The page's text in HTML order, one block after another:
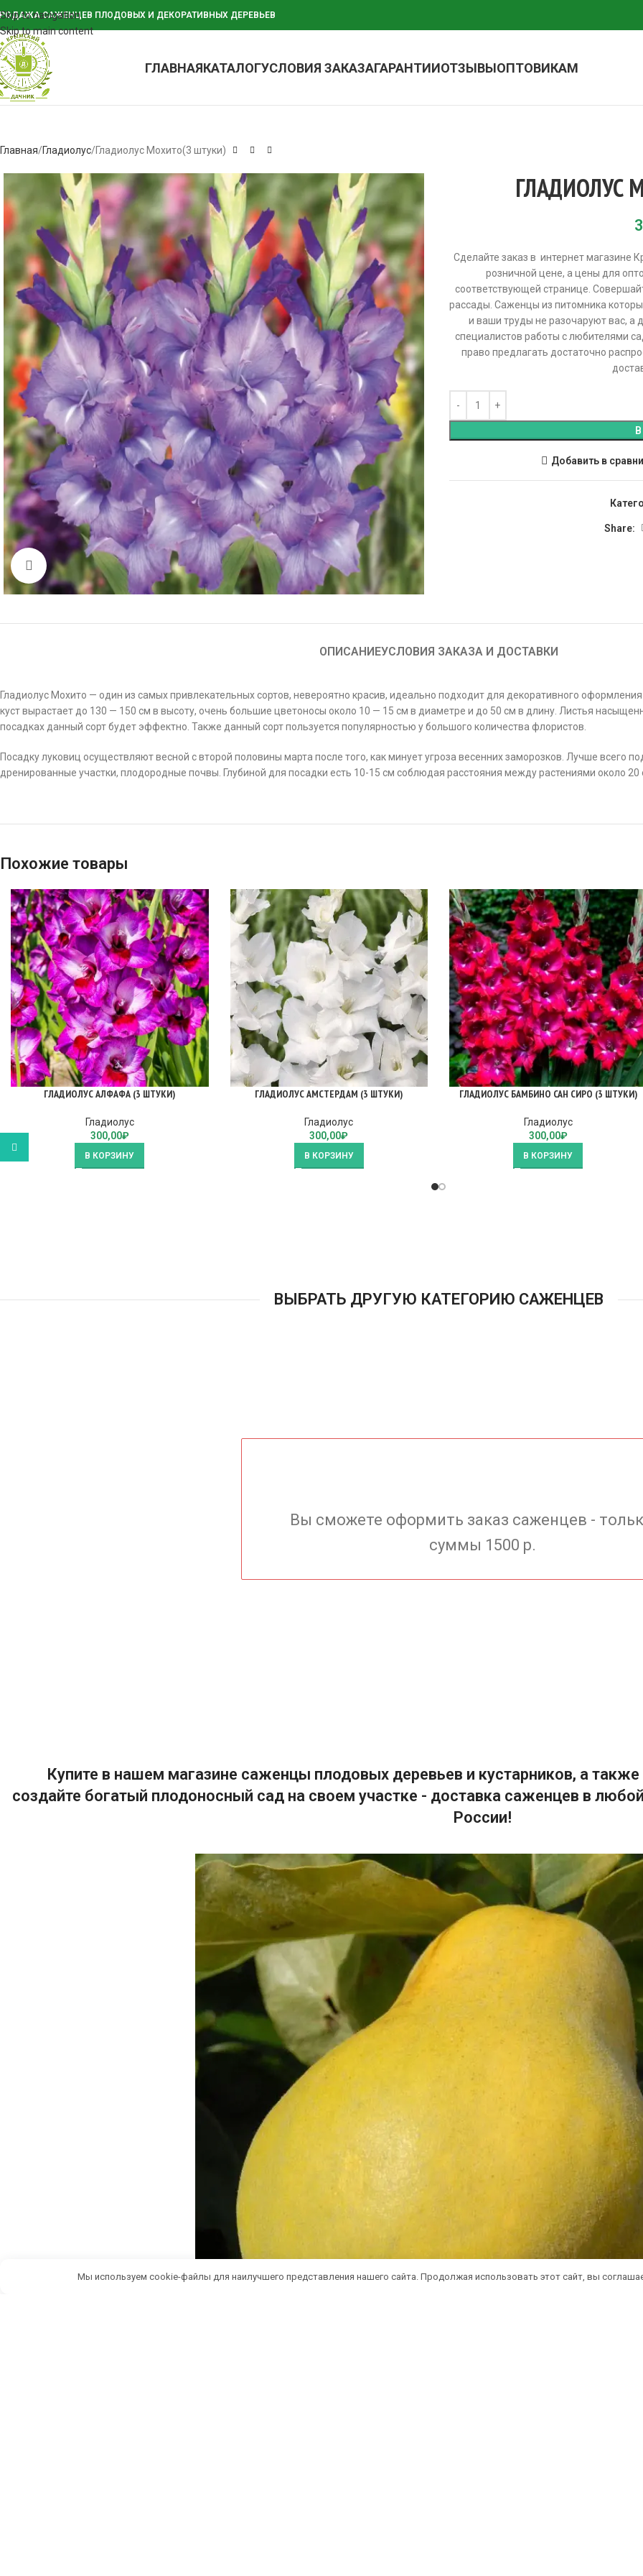
Skip to navigation
Skip to main content
САЖЕНЦЕВ ПЛОДОВЫХ И ДЕКОРАТИВНЫХ ДЕРЕВЬЕВ
ГЛАВНАЯКАТАЛОГУСЛОВИЯ ЗАКАЗАГАРАНТИИОТЗЫВЫОПТОВИКАМ
Главная Гладиолус Гладиолус Мохито(3 штуки)
Click to enlarge
ГЛАДИОЛУС
Сделайте заказ в интернет магазине
розничной цене, а цены для
соответствующей странице.
рассады. Саженцы из питомника
и ваши труды не разочаруют вас, а
специалистов работы с любителями
право предлагать достаточно
Добавить в
Share:
ОПИСАНИЕУСЛОВИЯ ЗАКАЗА И ДОСТАВКИ
Гладиолус Мохито — один из самых привлекательных сортов, невероятно красив, идеально подходит для декоративного
куст вырастает до 130 — 150 см в высоту, очень большие цветоносы около 10 — 15 см в диаметре и до 50 см в длину. Листья
посадках данный сорт будет эффектно. Также данный сорт пользуется популярностью у большого количества флористов.
Посадку луковиц осуществляют весной с второй половины марта после того, как минует угроза весенних заморозков. Лучше всего
дренированные участки, плодородные почвы. Глубиной для посадки есть 10-15 см соблюдая расстояния между растениями около 20
Похожие товары
ГЛАДИОЛУС АЛФАФА (3 ШТУКИ)
Гладиолус
300,00₽
В КОРЗИНУ
ГЛАДИОЛУС АМСТЕРДАМ (3 ШТУКИ)
Гладиолус
300,00₽
В КОРЗИНУ
ГЛАДИОЛУС БАМБИНО САН СИРО (3 ШТУКИ)
Гладиолус
300,00₽
В КОРЗИНУ
ВЫБРАТЬ ДРУГУЮ КАТЕГОРИЮ САЖЕНЦЕВ
Вы сможете оформить заказ саженцев -
суммы 1500 р.
Купите в нашем магазине саженцы плодовых деревьев и кустарников, а также
создайте богатый плодоносный сад на своем участке - доставка саженцев в
России!
Мы используем cookie-файлы для наилучшего представления нашего сайта. Продолжая использовать этот сайт, вы